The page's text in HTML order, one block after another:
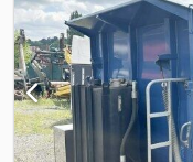
szállítás alatt / tranzitt,
tengely, tandem,
védelem, elülső
Felépítmény: tandem,
oldali oldalfalemelővel,
Minden adat a
pótkocsi éppen szállítás